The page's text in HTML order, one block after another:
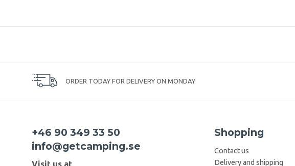
ORDER TODAY FOR DELIVERY ON MONDAY
+46 90 349 33 50
info@getcamping.se
Visit us at
Shopping
Contact us
Delivery and shipping